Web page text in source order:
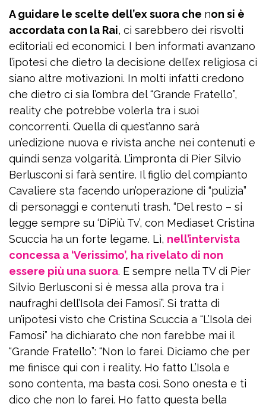
A guidare le scelte dell’ex suora che non si è
accordata con la Rai, ci sarebbero dei risvolti
editoriali ed economici. I ben informati avanzano
l’ipotesi che dietro la decisione dell’ex religiosa ci
siano altre motivazioni. In molti infatti credono
che dietro ci sia l’ombra del “Grande Fratello”,
reality che potrebbe volerla tra i suoi
concorrenti. Quella di quest’anno sarà
un’edizione nuova e rivista anche nei contenuti e
quindi senza volgarità. L’impronta di Pier Silvio
Berlusconi si farà sentire. Il figlio del compianto
Cavaliere sta facendo un’operazione di “pulizia”
di personaggi e contenuti trash. “Del resto – si
legge sempre su ‘DiPiù Tv’, con Mediaset Cristina
Scuccia ha un forte legame. Lì, nell’intervista
concessa a ‘Verissimo’, ha rivelato di non
essere più una suora. E sempre nella TV di Pier
Silvio Berlusconi si è messa alla prova tra i
naufraghi dell’Isola dei Famosi”. Si tratta di
un’ipotesi visto che Cristina Scuccia a “L’Isola dei
Famosi” ha dichiarato che non farebbe mai il
“Grande Fratello”: “Non lo farei. Diciamo che per
me finisce qui con i reality. Ho fatto L’Isola e
sono contenta, ma basta così. Sono onesta e ti
dico che non lo farei. Ho fatto questa bella